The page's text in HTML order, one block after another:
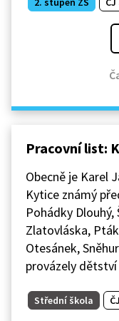
Pracovní list:
Obecně je Karel
Kytice známý
Pohádky
Zlatovláska,
Otesánek,
provázely
Střední škola